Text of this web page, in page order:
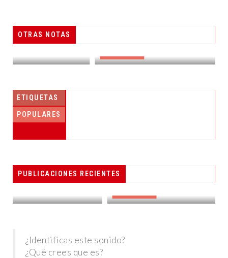
OTRAS NOTAS
RESUELVEN DOS CASOS DE ENGAÑO TELEFÓNICO
ETIQUETAS
POPULARES
PUBLICACIONES RECIENTES
PESCADORES RECIBEN EQUIPO DE
RADIOCOMUNICACIÓN
¿Identificas este sonido?
¿Qué crees que es?